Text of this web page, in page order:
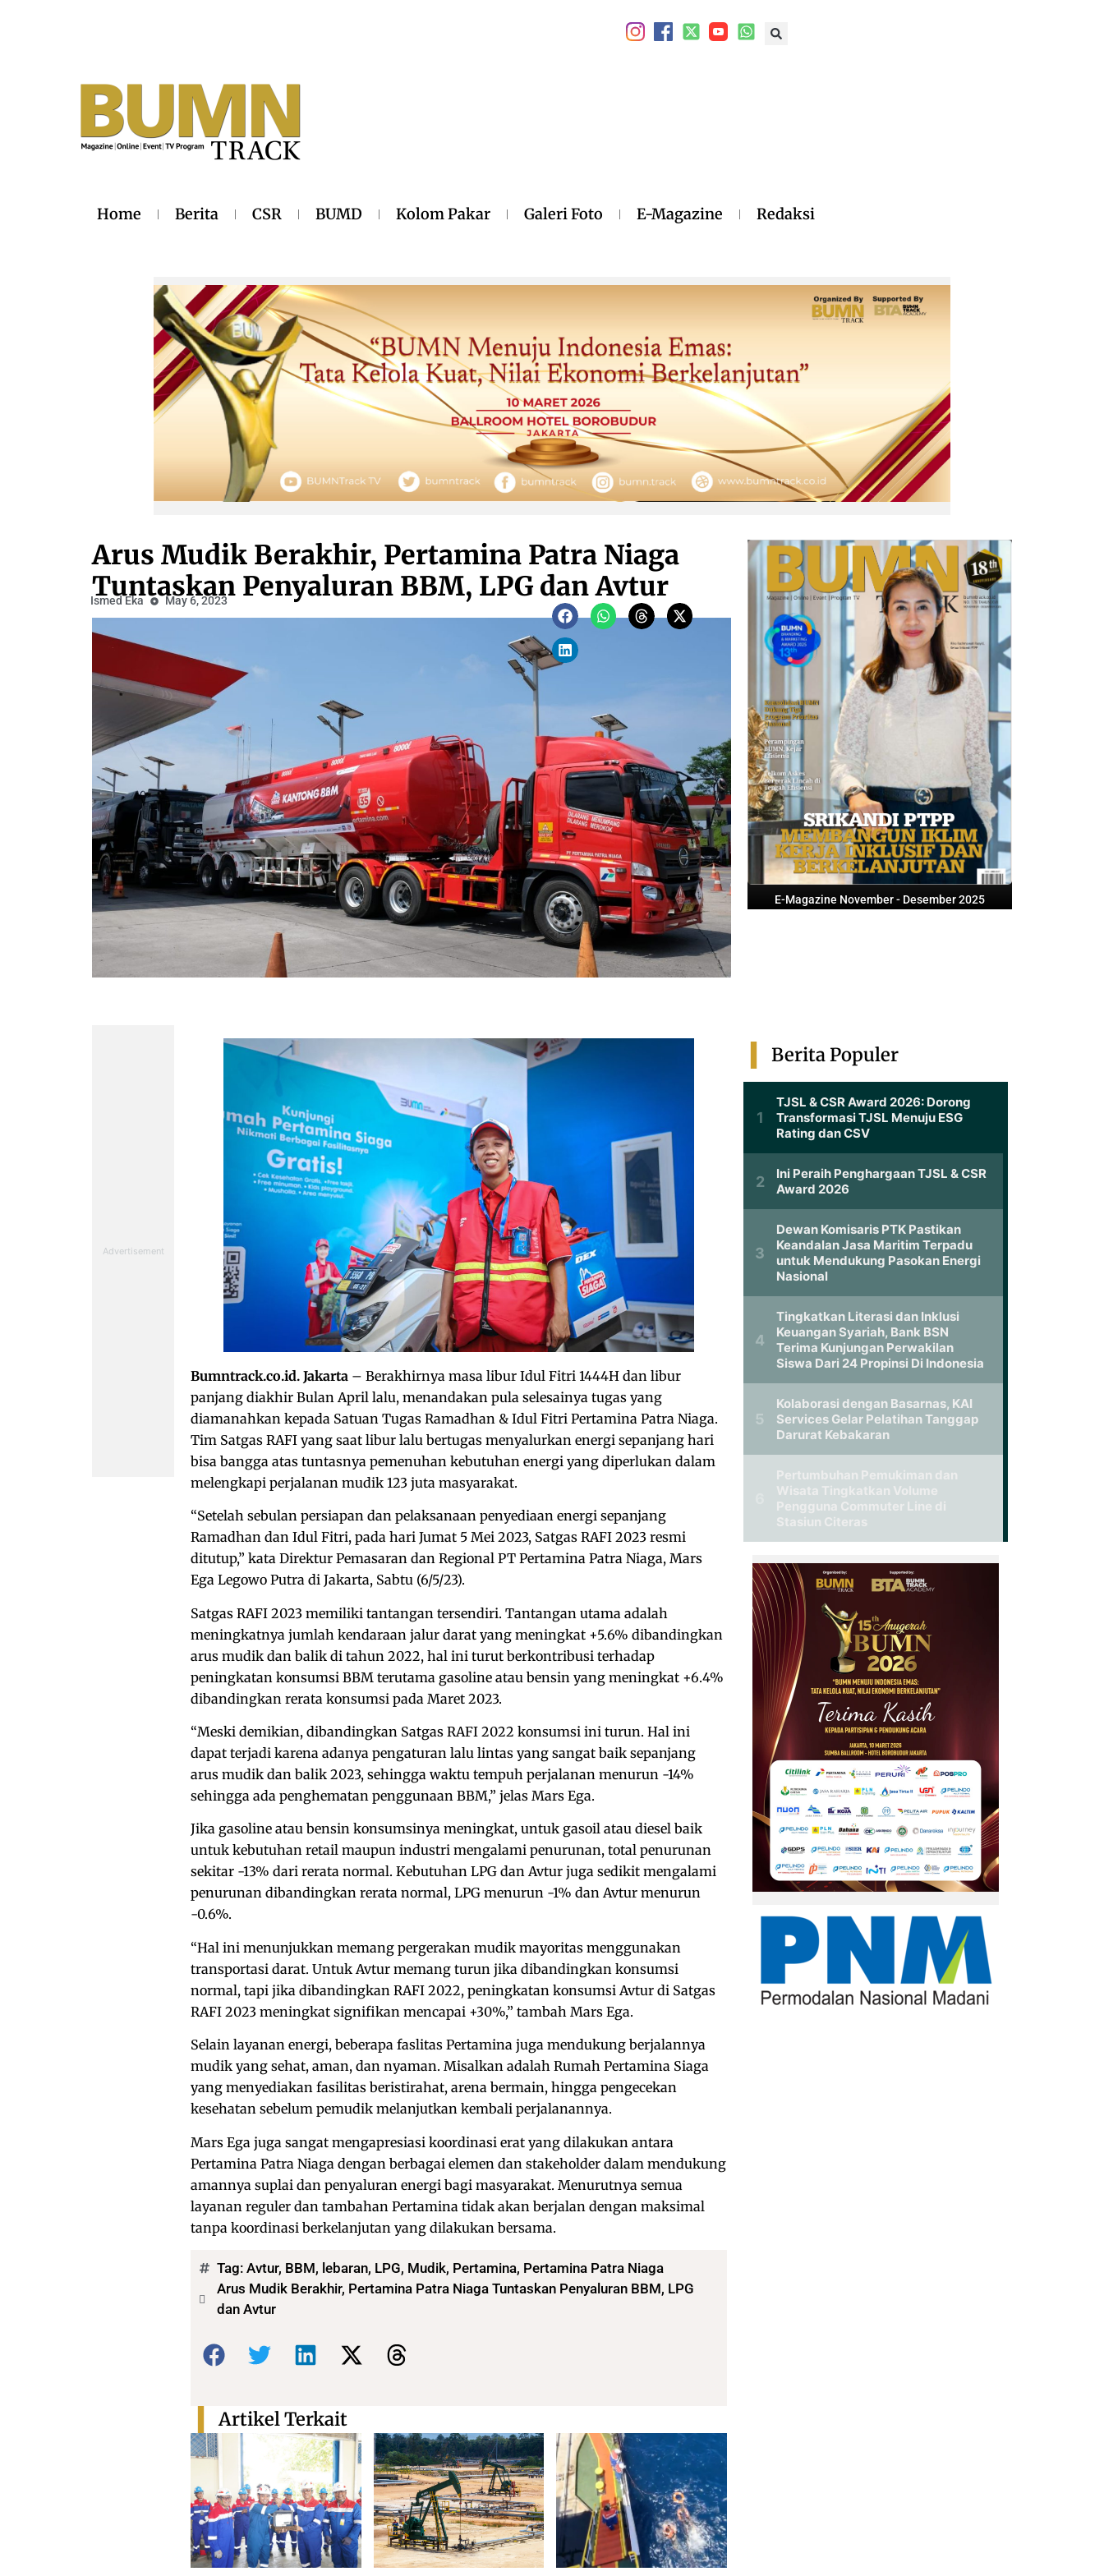
Home Berita CSR BUMD Kolom Pakar Galeri Foto E-Magazine Redaksi
Arus Mudik Berakhir, Pertamina Patra Niaga
Tuntaskan Penyaluran BBM, LPG dan Avtur
Ismed Eka May 6, 2023
E-Magazine November - Desember 2025
Bumntrack.co.id. Jakarta – Berakhirnya masa libur Idul Fitri 1444H dan libur
panjang diakhir Bulan April lalu, menandakan pula selesainya tugas yang
diamanahkan kepada Satuan Tugas Ramadhan & Idul Fitri Pertamina Patra Niaga.
Tim Satgas RAFI yang saat libur lalu bertugas menyalurkan energi sepanjang hari
bisa bangga atas tuntasnya pemenuhan kebutuhan energi yang diperlukan dalam
melengkapi perjalanan mudik 123 juta masyarakat.
“Setelah sebulan persiapan dan pelaksanaan penyediaan energi sepanjang
Ramadhan dan Idul Fitri, pada hari Jumat 5 Mei 2023, Satgas RAFI 2023 resmi
ditutup,” kata Direktur Pemasaran dan Regional PT Pertamina Patra Niaga, Mars
Ega Legowo Putra di Jakarta, Sabtu (6/5/23).
Satgas RAFI 2023 memiliki tantangan tersendiri. Tantangan utama adalah
meningkatnya jumlah kendaraan jalur darat yang meningkat +5.6% dibandingkan
arus mudik dan balik di tahun 2022, hal ini turut berkontribusi terhadap
peningkatan konsumsi BBM terutama gasoline atau bensin yang meningkat +6.4%
dibandingkan rerata konsumsi pada Maret 2023.
“Meski demikian, dibandingkan Satgas RAFI 2022 konsumsi ini turun. Hal ini
dapat terjadi karena adanya pengaturan lalu lintas yang sangat baik sepanjang
arus mudik dan balik 2023, sehingga waktu tempuh perjalanan menurun -14%
sehingga ada penghematan penggunaan BBM,” jelas Mars Ega.
Jika gasoline atau bensin konsumsinya meningkat, untuk gasoil atau diesel baik
untuk kebutuhan retail maupun industri mengalami penurunan, total penurunan
sekitar -13% dari rerata normal. Kebutuhan LPG dan Avtur juga sedikit mengalami
penurunan dibandingkan rerata normal, LPG menurun -1% dan Avtur menurun
-0.6%.
“Hal ini menunjukkan memang pergerakan mudik mayoritas menggunakan
transportasi darat. Untuk Avtur memang turun jika dibandingkan konsumsi
normal, tapi jika dibandingkan RAFI 2022, peningkatan konsumsi Avtur di Satgas
RAFI 2023 meningkat signifikan mencapai +30%,” tambah Mars Ega.
Selain layanan energi, beberapa faslitas Pertamina juga mendukung berjalannya
mudik yang sehat, aman, dan nyaman. Misalkan adalah Rumah Pertamina Siaga
yang menyediakan fasilitas beristirahat, arena bermain, hingga pengecekan
kesehatan sebelum pemudik melanjutkan kembali perjalanannya.
Mars Ega juga sangat mengapresiasi koordinasi erat yang dilakukan antara
Pertamina Patra Niaga dengan berbagai elemen dan stakeholder dalam mendukung
amannya suplai dan penyaluran energi bagi masyarakat. Menurutnya semua
layanan reguler dan tambahan Pertamina tidak akan berjalan dengan maksimal
tanpa koordinasi berkelanjutan yang dilakukan bersama.
Tag: Avtur, BBM, lebaran, LPG, Mudik, Pertamina, Pertamina Patra Niaga
Arus Mudik Berakhir, Pertamina Patra Niaga Tuntaskan Penyaluran BBM, LPG
dan Avtur
Bagikan:
Artikel Terkait
Berita Populer